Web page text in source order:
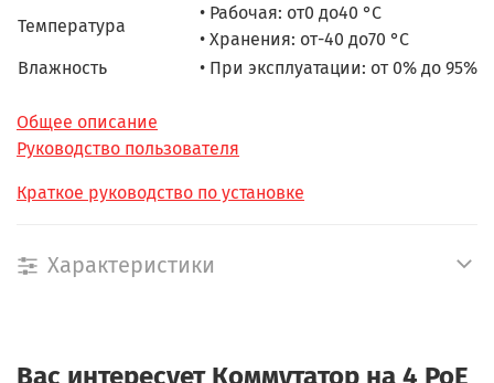
Температура
• Рабочая: от0 до40 °C
• Хранения: от-40 до70 °C
Влажность
• При эксплуатации: от 0% до 95%
Общее описание
Руководство пользователя
Краткое руководство по установке
Характеристики
Вас интересует Коммутатор на 4 PoE